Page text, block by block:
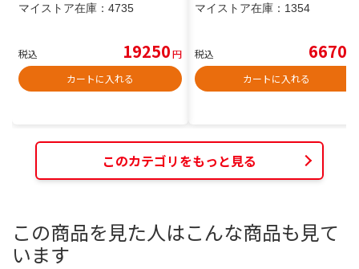
マイストア在庫： 4735
税込 19250円
カートに入れる
マイストア在庫： 1354
税込 6670
カートに入れる
このカテゴリをもっと見る
この商品を見た人はこんな商品も見て
います